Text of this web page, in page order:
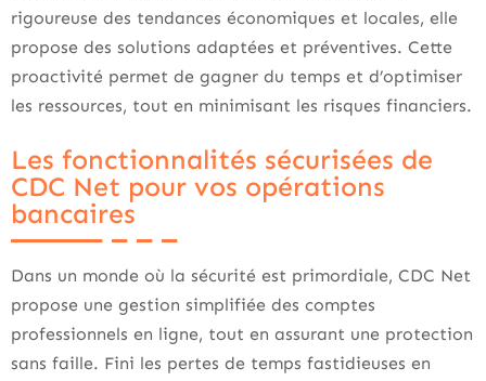
rigoureuse des tendances économiques et locales, elle
propose des solutions adaptées et préventives. Cette
proactivité permet de gagner du temps et d’optimiser
les ressources, tout en minimisant les risques financiers.
Les fonctionnalités sécurisées de
CDC Net pour vos opérations
bancaires
Dans un monde où la sécurité est primordiale, CDC Net
propose une gestion simplifiée des comptes
professionnels en ligne, tout en assurant une protection
sans faille. Fini les pertes de temps fastidieuses en